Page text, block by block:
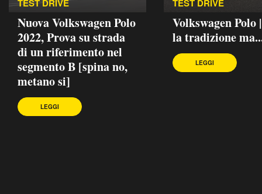
TEST DRIVE
Nuova Volkswagen Polo
2022, Prova su strada
di un riferimento nel
segmento B [spina no,
metano si]
LEGGI
TEST DRIVE
Volkswagen Polo
la tradizione
LEGGI